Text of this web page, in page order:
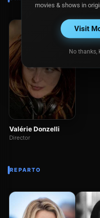
Valérie Donzelli
Director
REPARTO
movies & shows in
Visit
No thanks,